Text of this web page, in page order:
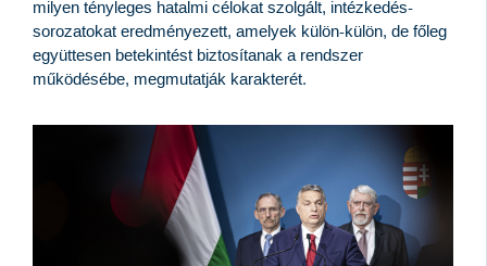
milyen tényleges hatalmi célokat szolgált, intézkedés-
sorozatokat eredményezett, amelyek külön-külön, de főleg
együttesen betekintést biztosítanak a rendszer
működésébe, megmutatják karakterét.